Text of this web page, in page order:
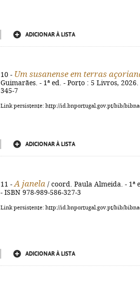
ADICIONAR À LISTA
10 - Um susanense em terras
Guimarães. - 1ª ed. - Porto : 5 Livros,
345-7
Link persistente: http://id.bnportugal.gov.pt/bib/
ADICIONAR À LISTA
11 - A janela / coord. Paula Almeida. - 1ª
- ISBN 978-989-586-327-3
Link persistente: http://id.bnportugal.gov.pt/bib/
ADICIONAR À LISTA